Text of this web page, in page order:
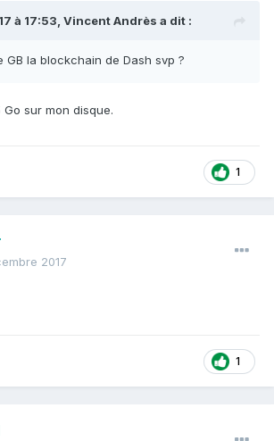
à 17:53, Vincent Andrès a dit :
la blockchain de Dash svp ?
sur mon disque.
1
2017
1